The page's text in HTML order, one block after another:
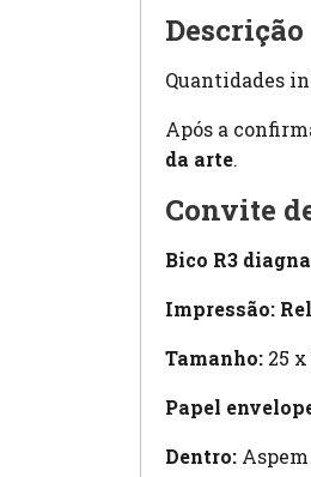
Descrição
Quantidades
Após a
da arte.
Convite
Bico R3
Impressão:
Tamanho: 25 x
Papel
Dentro: